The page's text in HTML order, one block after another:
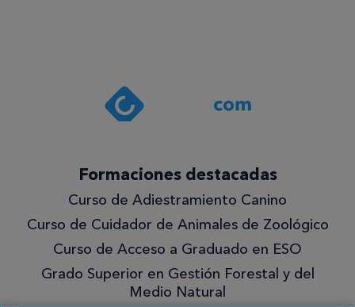
política de
privacidad .*
¡Quiero
mejor!
Formaciones destacadas
Curso de Adiestramiento Canino
Curso de Cuidador de Animales de Zoológico
Curso de Acceso a Graduado en ESO
Grado Superior en Gestión Forestal y del
Medio Natural